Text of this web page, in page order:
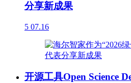
分享新成果
5 07.16
开源工具Open Science